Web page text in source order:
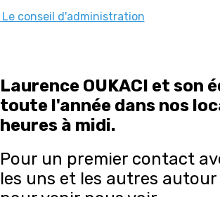
Le conseil d'administration
Laurence OUKACI et son
toute l'année dans nos
heures à midi.
Pour un premier contact
les uns et les autres